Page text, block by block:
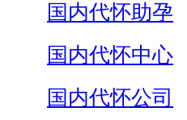
国内代怀助孕
国内代怀中心
国内代怀公司